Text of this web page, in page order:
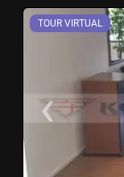
TOUR VIRTUAL
‹